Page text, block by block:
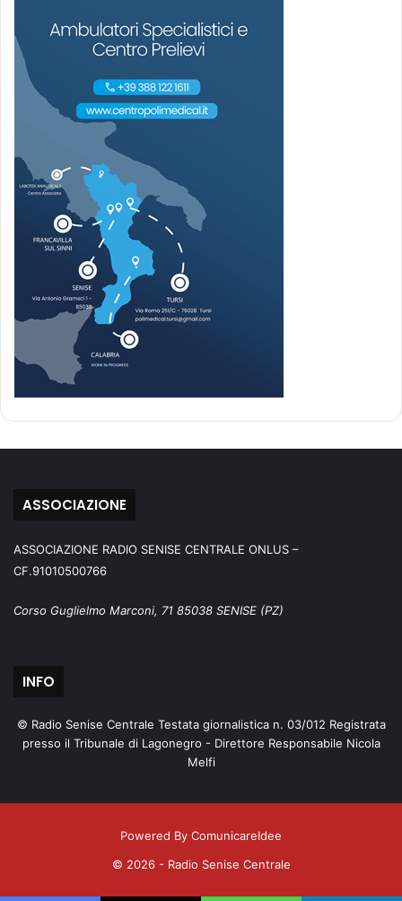
ASSOCIAZIONE
ASSOCIAZIONE RADIO SENISE CENTRALE ONLUS –
CF.91010500766
Corso Guglielmo Marconi, 71 85038 SENISE (PZ)
INFO
© Radio Senise Centrale Testata giornalistica n. 03/012 Registrata
presso il Tribunale di Lagonegro - Direttore Responsabile Nicola
Melfi
Powered By ComunicareIdee
© 2026 - Radio Senise Centrale